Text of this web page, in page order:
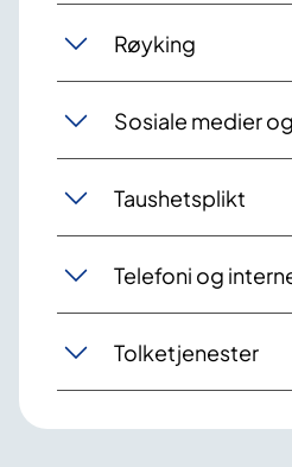
Røyking
Sosiale medier
Taushetsplikt
Telefoni og
Tolketjenester